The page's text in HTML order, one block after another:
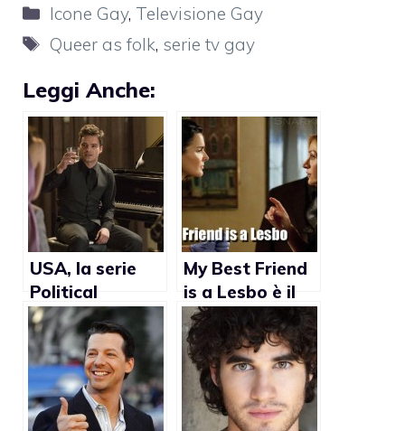
Categorie
Icone Gay, Televisione Gay
Tag
Queer as folk, serie tv gay
Leggi Anche:
USA, la serie
Political
Animals si
presenta più
focosa nel
prossimo
episodio
My Best Friend
is a Lesbo è il
nuovo telefilm
della NBC